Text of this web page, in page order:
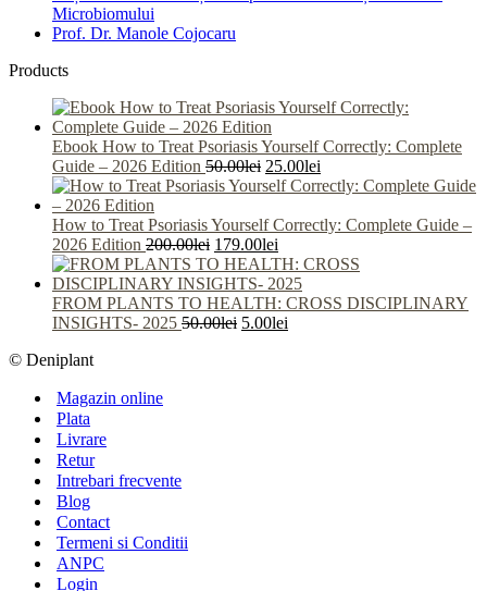
Microbiomului
Prof. Dr. Manole Cojocaru
Products
Ebook How to Treat Psoriasis Yourself Correctly: Complete
Guide – 2026 Edition 50.00lei Prețul
inițial
fost:
50.00lei.
25.00lei
curent
25.00lei.
How to Treat Psoriasis Yourself Correctly: Complete Guide –
2026 Edition 200.00lei Prețul
inițial
a
fost:
200.00lei.
179.00lei
curent
este:
179.00lei.
FROM PLANTS TO HEALTH: CROSS DISCIPLINARY
INSIGHTS- 2025 50.00lei Prețul
5.00lei
© Deniplant
Magazin online
Plata
Livrare
Retur
Intrebari frecvente
Blog
Contact
Termeni si Conditii
ANPC
Login